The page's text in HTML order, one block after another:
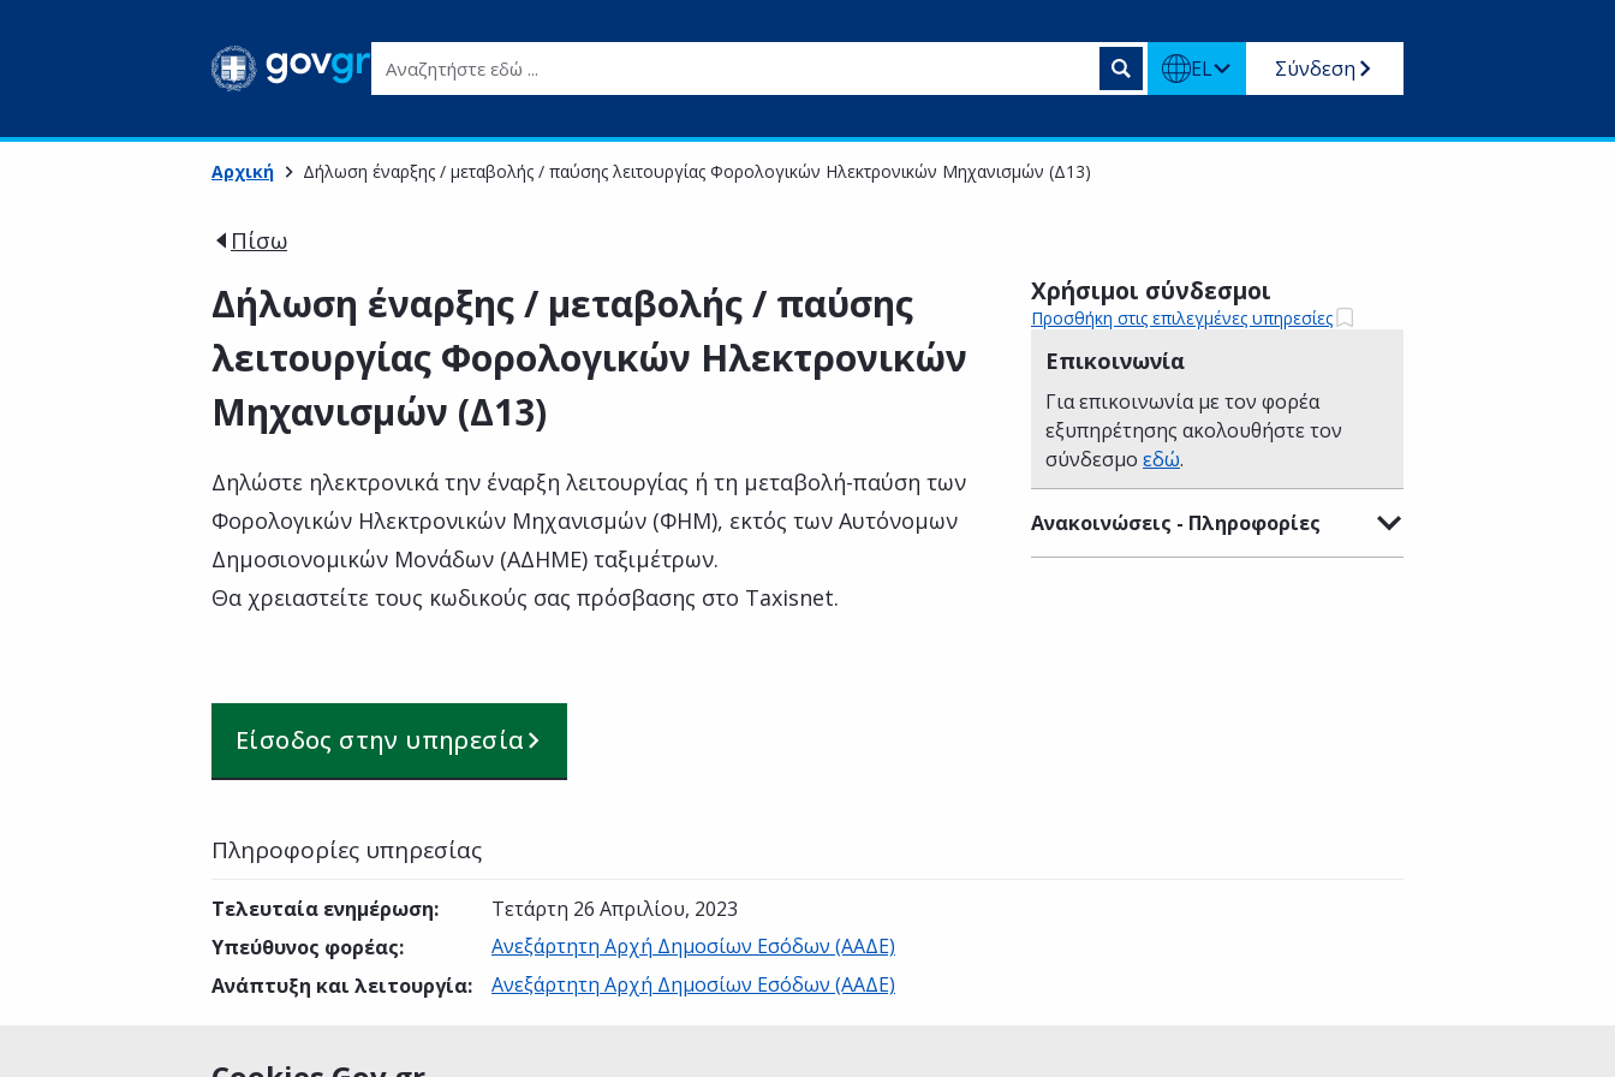
Αναζητήστε εδώ ... EL Σύνδεση
Αρχική Δήλωση έναρξης / μεταβολής / παύσης λειτουργίας Φορολογικών Ηλεκτρονικών Μηχανισμών (Δ13)
Πίσω
Δήλωση έναρξης / μεταβολής / παύσης
λειτουργίας Φορολογικών Ηλεκτρονικών
Μηχανισμών (Δ13)
Δηλώστε ηλεκτρονικά την έναρξη λειτουργίας ή τη μεταβολή-παύση των
Φορολογικών Ηλεκτρονικών Μηχανισμών (ΦΗΜ), εκτός των Αυτόνομων
Δημοσιονομικών Μονάδων (ΑΔΗΜΕ) ταξιμέτρων.
Θα χρειαστείτε τους κωδικούς σας πρόσβασης στο Taxisnet.
Είσοδος στην υπηρεσία
Χρήσιμοι σύνδεσμοι
Προσθήκη στις επιλεγμένες υπηρεσίες
Επικοινωνία
Για επικοινωνία με τον φορέα
εξυπηρέτησης ακολουθήστε τον
σύνδεσμο εδώ.
Ανακοινώσεις - Πληροφορίες
Πληροφορίες υπηρεσίας
Τελευταία ενημέρωση:
Τετάρτη 26 Απριλίου, 2023
Υπεύθυνος φορέας:
Ανεξάρτητη Αρχή Δημοσίων Εσόδων (ΑΑΔΕ)
Ανάπτυξη και λειτουργία: Ανεξάρτητη Αρχή Δημοσίων Εσόδων (ΑΑΔΕ)